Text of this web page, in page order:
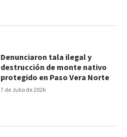
7 de Julio de 2026
Denunciaron tala ilegal y
destrucción de monte nativo
protegido en Paso Vera Norte